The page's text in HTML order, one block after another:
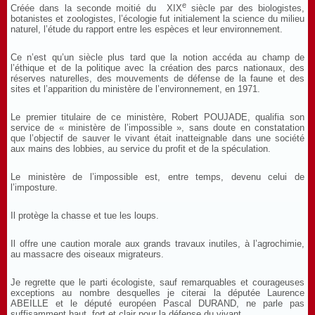
Créée dans la seconde moitié du XIXesiècle par des biologistes,
botanistes et zoologistes, l’écologie fut initialement la science du milieu
naturel, l’étude du rapport entre les espèces et leur environnement.
Ce n’est qu’un siècle plus tard que la notion accéda au champ de
l’éthique et de la politique avec la création des parcs nationaux, des
réserves naturelles, des mouvements de défense de la faune et des
sites et l’apparition du ministère de l’environnement, en 1971.
Le premier titulaire de ce ministère, Robert POUJADE, qualifia son
service de « ministère de l’impossible », sans doute en constatation
que l’objectif de sauver le vivant était inatteignable dans une société
aux mains des lobbies, au service du profit et de la spéculation.
Le ministère de l’impossible est, entre temps, devenu celui de
l’imposture.
Il protège la chasse et tue les loups.
Il offre une caution morale aux grands travaux inutiles, à l’agrochimie,
au massacre des oiseaux migrateurs.
Je regrette que le parti écologiste, sauf remarquables et courageuses
exceptions au nombre desquelles je citerai la députée Laurence
ABEILLE et le député européen Pascal DURAND, ne parle pas